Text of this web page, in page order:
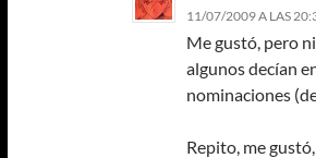
11/07/2009 A LAS
Me gustó, pero
algunos decían
nominaciones
Repito, me